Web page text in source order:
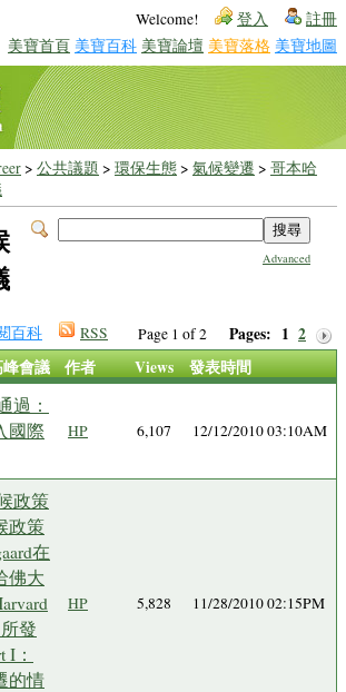
Welcome! 登入 註冊
美寶首頁 美寶百科 美寶論壇 美寶落格 美寶地圖
> 公共議題 > 環保生態> 氣候變遷 > 哥本哈
Advanced
Page 1 of 2 Pages: 1 2
百科 RSS
會議 作者 Views 發表時間
過：
國際
HP 6,107 12/12/2010 03:10AM
政策
政策
在
佛大
發
I：
的情
HP 5,828 11/28/2010 02:15PM